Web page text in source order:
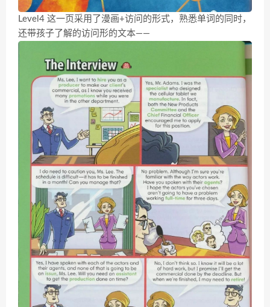
Level4 这一页采用了漫画+访问的形式，熟悉单词的同时，
还带孩子了解的访问形的文本——